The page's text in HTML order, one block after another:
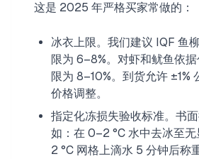
这是 2025 年严格买家常做的：
冰衣上限。我们建议 IQF 鱼
限为 6–8%。对虾和鱿鱼依
限为 8–10%。到货允许 ±1%
价格调整。
指定化冻损失验收标准。书
如：在 0–2 °C 水中去冰至
2 °C 网格上滴水 5 分钟后称